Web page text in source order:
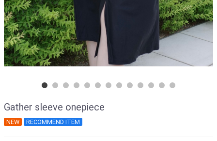
Gather sleeve onepiece
NEW RECOMMEND ITEM